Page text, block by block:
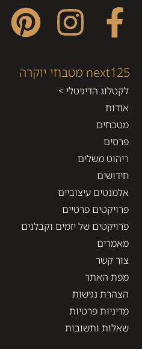
next125 מטבחי יוקרה
לקטלוג הדיגיטלי >
אודות
מטבחים
פרסים
ריהוט משלים
חידושים
אלמנטים עיצוביים
פרויקטים פרטיים
פרויקטים של יזמים וקבלנים
מאמרים
צור קשר
מפת האתר
הצהרת נגישות
מדיניות פרטיות
שאלות ותשובות